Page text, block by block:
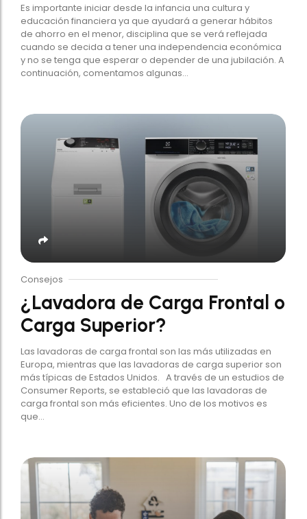
Es importante iniciar desde la infancia una cultura y
educación financiera ya que ayudará a generar hábitos
de ahorro en el menor, disciplina que se verá reflejada
cuando se decida a tener una independencia económica
y no se tenga que esperar o depender de una jubilación. A
continuación, comentamos algunas...
Consejos
¿Lavadora de Carga Frontal o
Carga Superior?
Las lavadoras de carga frontal son las más utilizadas en
Europa, mientras que las lavadoras de carga superior son
más típicas de Estados Unidos. A través de un estudios de
Consumer Reports, se estableció que las lavadoras de
carga frontal son más eficientes. Uno de los motivos es
que...